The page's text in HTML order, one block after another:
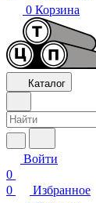
0 Корзина
Каталог
Войти
0
0
Избранное